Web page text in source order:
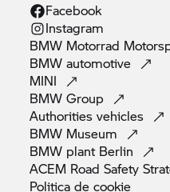
Facebook
Instagram
BMW Motorrad
BMWautomotive
MINI
BMWGroup
Authoritiesvehicles
BMW Museum
BMW plant Berlin
ACEM Road Safety
Politica decookie